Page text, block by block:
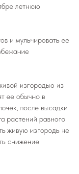
летнюю
и мульчировать ее
изгородью из
ее обычно в
после высадки
растений равного
живую изгородь не
снижение